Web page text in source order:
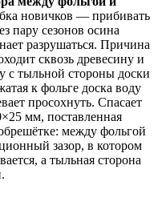
новичков — прибивать
пару сезонов осина
разрушаться. Причина
сквозь древесину и
с тыльной стороны доски
к фольге доска воду
просохнуть. Спасает
мм, поставленная
между фольгой
зазор, в котором
а тыльная сторона